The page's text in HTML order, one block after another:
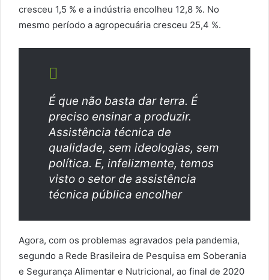
cresceu 1,5 % e a indústria encolheu 12,8 %. No
mesmo período a agropecuária cresceu 25,4 %.
É que não basta dar terra. É
preciso ensinar a produzir.
Assistência técnica de
qualidade, sem ideologias, sem
política. E, infelizmente, temos
visto o setor de assistência
técnica pública encolher
Agora, com os problemas agravados pela pandemia,
segundo a Rede Brasileira de Pesquisa em Soberania
e Segurança Alimentar e Nutricional, ao final de 2020